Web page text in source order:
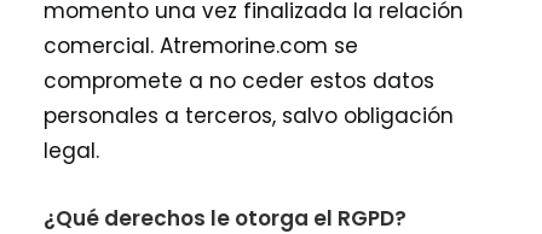
momento una vez finalizada la relación
comercial. Atremorine.com se
compromete a no ceder estos datos
personales a terceros, salvo obligación
legal.
¿Qué derechos le otorga el RGPD?